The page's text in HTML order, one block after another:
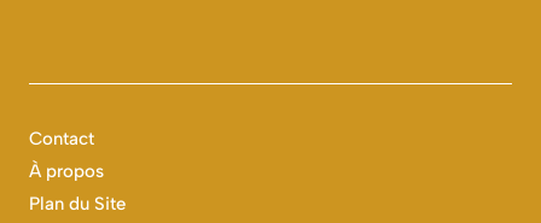
Contact
À propos
Plan du Site